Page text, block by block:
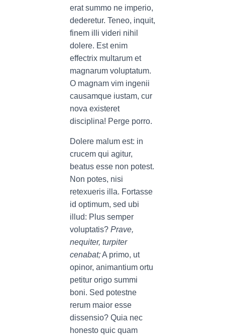
erat summo ne imperio,
dederetur. Teneo, inquit,
finem illi videri nihil
dolere. Est enim
effectrix multarum et
magnarum voluptatum.
O magnam vim ingenii
causamque iustam, cur
nova existeret
disciplina! Perge porro.
Dolere malum est: in
crucem qui agitur,
beatus esse non potest.
Non potes, nisi
retexueris illa. Fortasse
id optimum, sed ubi
illud: Plus semper
voluptatis? Prave,
nequiter, turpiter
cenabat;A primo, ut
opinor, animantium ortu
petitur origo summi
boni. Sed potestne
rerum maior esse
dissensio? Quia nec
honesto quic quam